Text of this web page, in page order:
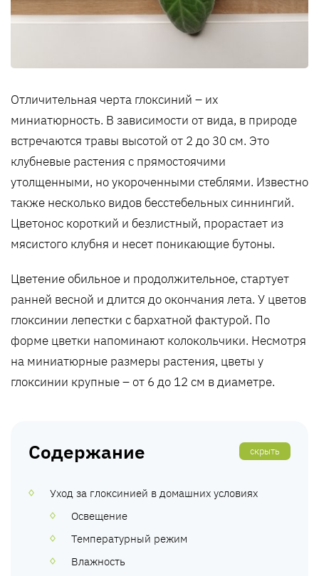
Отличительная черта глоксиний – их
миниатюрность. В зависимости от вида, в природе
встречаются травы высотой от 2 до 30 см. Это
клубневые растения с прямостоячими
утолщенными, но укороченными стеблями. Известно
также несколько видов бесстебельных синнингий.
Цветонос короткий и безлистный, прорастает из
мясистого клубня и несет поникающие бутоны.
Цветение обильное и продолжительное, стартует
ранней весной и длится до окончания лета. У цветов
глоксинии лепестки с бархатной фактурой. По
форме цветки напоминают колокольчики. Несмотря
на миниатюрные размеры растения, цветы у
глоксинии крупные – от 6 до 12 см в диаметре.
Содержание скрыть
Уход за глоксинией в домашних условиях
Освещение
Температурный режим
Влажность